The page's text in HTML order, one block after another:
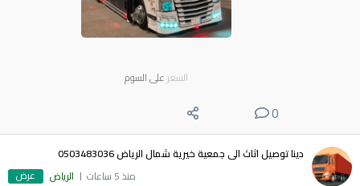
السعر على السوم
0
دينا توصيل اثاث الى جمعية خيرية شمال الرياض 0503483036
منذ 5 ساعات
الرياض عرض